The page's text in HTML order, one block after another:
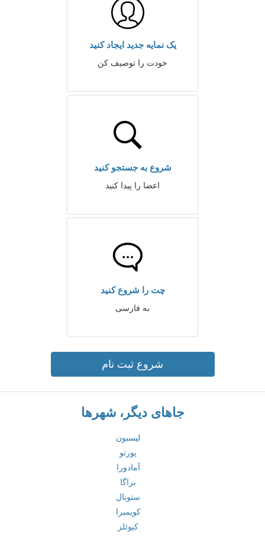
یک نمایه جدید ایجاد کنید
خودت را توصیف کن
شروع به جستجو کنید
اعضا را پیدا کنید
چت را شروع کنید
به فارسی
شروع ثبت نام
جاهای دیگر، شهرها
لیسبون
پورتو
آمادورا
براگا
ستوبال
کویمبرا
کیوئلز